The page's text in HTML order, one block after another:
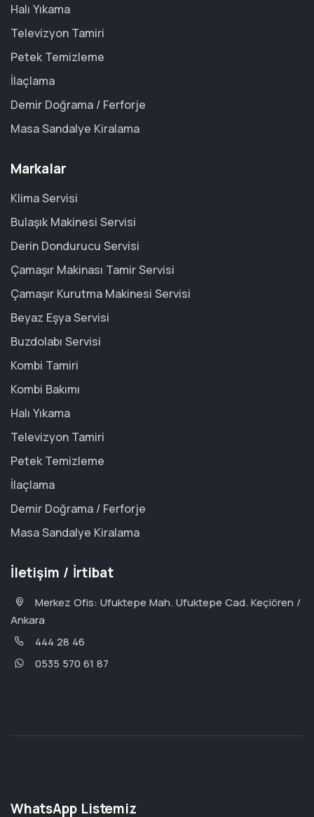
Halı Yıkama
Televizyon Tamiri
Petek Temizleme
İlaçlama
Demir Doğrama / Ferforje
Masa Sandalye Kiralama
Markalar
Klima Servisi
Bulaşık Makinesi Servisi
Derin Dondurucu Servisi
Çamaşır Makinası Tamir Servisi
Çamaşır Kurutma Makinesi Servisi
Beyaz Eşya Servisi
Buzdolabı Servisi
Kombi Tamiri
Kombi Bakımı
Halı Yıkama
Televizyon Tamiri
Petek Temizleme
İlaçlama
Demir Doğrama / Ferforje
Masa Sandalye Kiralama
İletişim / İrtibat
Merkez Ofis: Ufuktepe Mah. Ufuktepe Cad. Keçiören /
Ankara
444 28 46
0535 570 61 87
WhatsApp Listemiz